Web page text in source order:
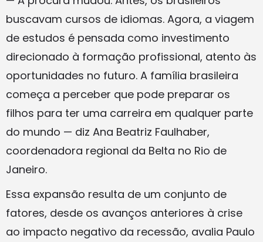
buscavam cursos de idiomas. Agora, a viagem
de estudos é pensada como investimento
direcionado à formação profissional, atento às
oportunidades no futuro. A família brasileira
começa a perceber que pode preparar os
filhos para ter uma carreira em qualquer parte
do mundo — diz Ana Beatriz Faulhaber,
coordenadora regional da Belta no Rio de
Janeiro.
Essa expansão resulta de um conjunto de
fatores, desde os avanços anteriores à crise
ao impacto negativo da recessão, avalia Paulo